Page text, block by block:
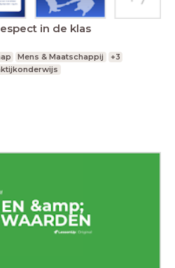
in de klas
Mens & Maatschappij
+3